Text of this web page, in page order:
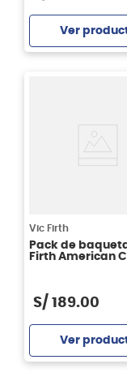
Ver
Vic Firth
Pack de
Firth American
S/ 189.00
Ver